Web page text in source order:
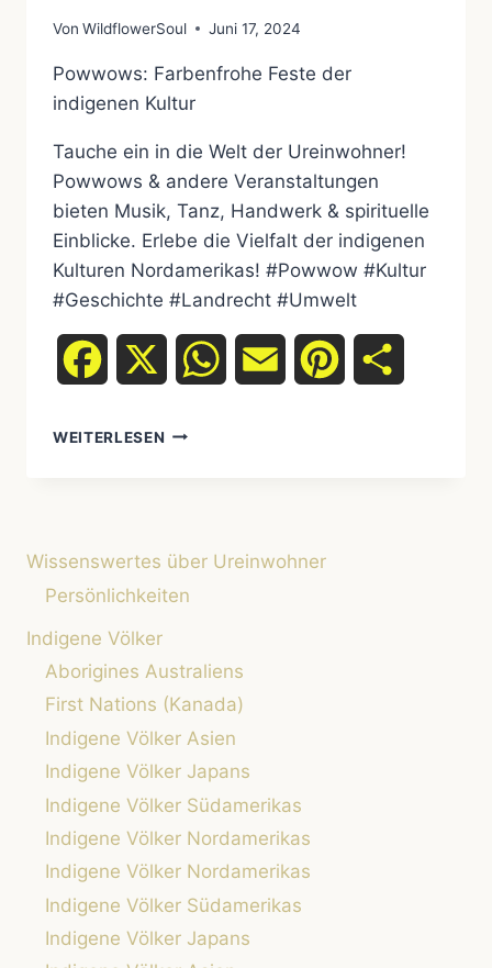
Von WildflowerSoul Juni 17, 2024
Powwows: Farbenfrohe Feste der
indigenen Kultur
Tauche ein in die Welt der Ureinwohner!
Powwows & andere Veranstaltungen
bieten Musik, Tanz, Handwerk & spirituelle
Einblicke. Erlebe die Vielfalt der indigenen
Kulturen Nordamerikas! #Powwow #Kultur
#Geschichte #Landrecht #Umwelt
Facebook WhatsAppEmail Pinterest
WEITERLESEN POWWOWS
IN
DIE
INDIGENEN
Wissenswertes über Ureinwohner
Persönlichkeiten
Indigene Völker
Aborigines Australiens
First Nations (Kanada)
Indigene Völker Asien
Indigene Völker Japans
Indigene Völker Südamerikas
Indigene Völker Nordamerikas
Indigene Völker Nordamerikas
Indigene Völker Südamerikas
Indigene Völker Japans